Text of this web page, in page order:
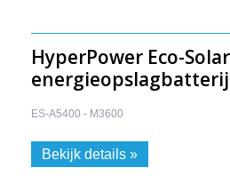
HyperPower Eco-
energieopslagbatterij
ES-A5400 - M3600
Bekijk details »